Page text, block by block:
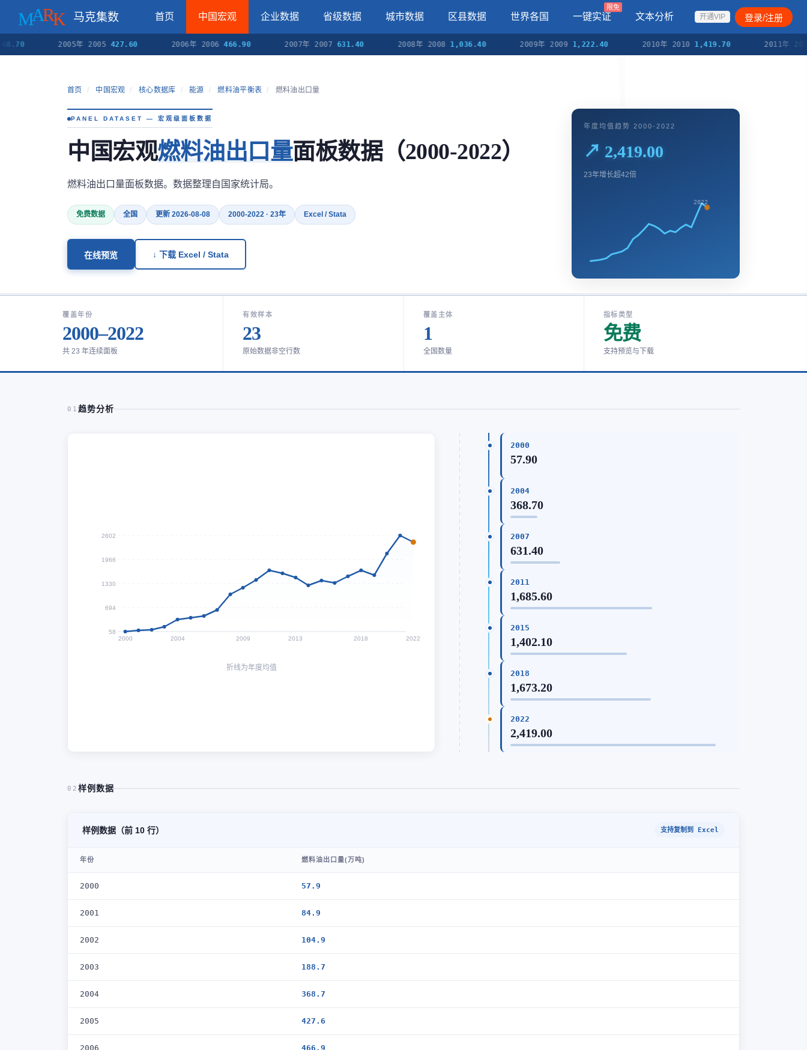
马克集数 首页 中国宏观 企业数据 省级数据 城市数据 区县数据 世界各国 一键实证
限免
文本分析 开通VIP 登录/注册
2005年 2005 427.60 2006年 2006 466.90 2007年 2007 631.40 2008年 2008 1,036.40 2009年 2009 1,222.40 2010年 2010 1,419.70 2011年 2011
首页 / 中国宏观 / 核心数据库 / 能源 / 燃料油平衡表 / 燃料油出口量
PANEL DATASET — 宏观级面板数据
中国宏观燃料油出口量面板数据（2000-2022）
燃料油出口量面板数据。数据整理自国家统计局。
免费数据 全国 更新 2026-08-08 2000-2022 · 23年 Excel / Stata
在线预览 ↓ 下载 Excel / Stata
年度均值趋势 2000-2022
↗ 2,419.00
23年增长超42倍
2022
覆盖年份
2000–2022
共 23 年连续面板
有效样本
23
原始数据非空行数
覆盖主体
1
全国数量
指标类型
免费
支持预览与下载
01 趋势分析
2602
1966
1330
694
58
2000
2004 2009 2013 2018 2022
折线为年度均值
2000
57.90
2004
368.70
2007
631.40
2011
1,685.60
2015
1,402.10
2018
1,673.20
2022
2,419.00
02 样例数据
样例数据（前 10 行） 支持复制到 Excel
年份 燃料油出口量(万吨)
2000 57.9
2001 84.9
2002 104.9
2003 188.7
2004 368.7
2005 427.6
2006 466.9